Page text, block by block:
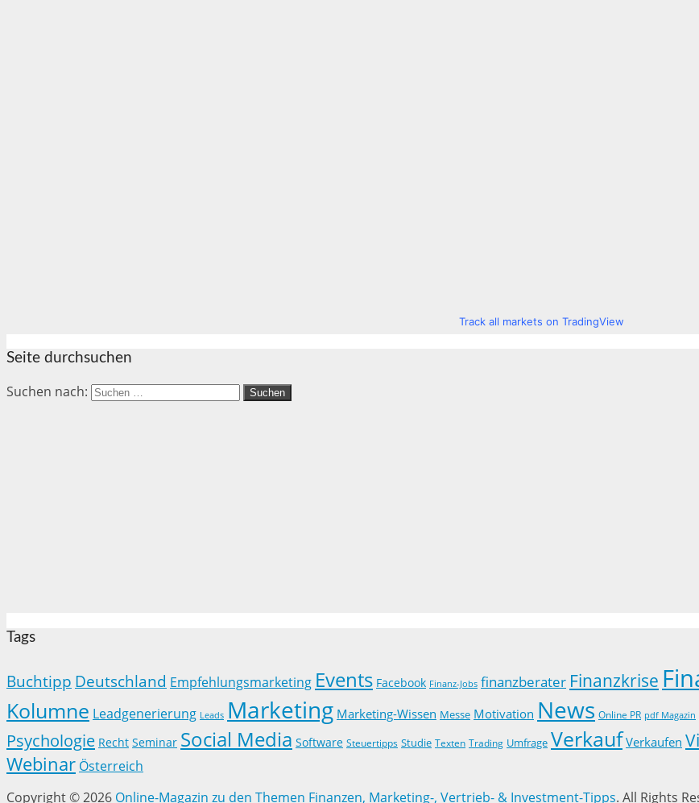
Track all markets on TradingView
Seite durchsuchen
Suchen nach:
Tags
Buchtipp Deutschland Empfehlungsmarketing Events Facebook Finanz-Jobs finanzberater Finanzkrise
Kolumne Leadgenerierung Leads Marketing Marketing-Wissen Messe Motivation News Online PR pdf Magazin
Psychologie Recht Seminar Social Media Software Steuertipps Studie Texten Trading Umfrage Verkauf Verkaufen
Webinar Österreich
Copyright © 2026 Online-Magazin zu den Themen Finanzen, Marketing-, Vertrieb- & Investment-Tipps. All Rights